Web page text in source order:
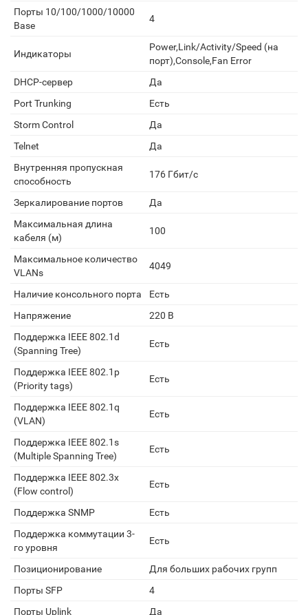
Порты 10/100/1000/10000
Base
4
Индикаторы
Power,Link/Activity/Speed (на
порт),Console,Fan Error
DHCP-сервер
Да
Port Trunking
Есть
Storm Control
Да
Telnet
Да
Внутренняя пропускная
способность
176 Гбит/с
Зеркалирование портов
Да
Максимальная длина
кабеля (м)
100
Максимальное количество
VLANs
4049
Наличие консольного порта
Есть
Напряжение
220 В
Поддержка IEEE 802.1d
(Spanning Tree)
Есть
Поддержка IEEE 802.1p
(Priority tags)
Есть
Поддержка IEEE 802.1q
(VLAN)
Есть
Поддержка IEEE 802.1s
(Multiple Spanning Tree)
Есть
Поддержка IEEE 802.3x
(Flow control)
Есть
Поддержка SNMP
Есть
Поддержка коммутации 3-
го уровня
Есть
Позиционирование
Для больших рабочих групп
Порты SFP
4
Порты Uplink
Да